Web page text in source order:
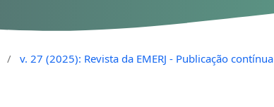
/ v. 27 (2025): Revista da EMERJ - Publicação contínua